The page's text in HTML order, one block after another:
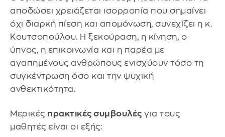
αποδώσει χρειάζεται ισορροπία που σημαίνει
όχι διαρκή πίεση και απομόνωση, συνεχίζει η κ.
Κουτσοπούλου. Η ξεκούραση, η κίνηση, ο
ύπνος, η επικοινωνία και η παρέα με
αγαπημένους ανθρώπους ενισχύουν τόσο τη
συγκέντρωση όσο και την ψυχική
ανθεκτικότητα.
Μερικές πρακτικές συμβουλές για τους
μαθητές είναι οι εξής: